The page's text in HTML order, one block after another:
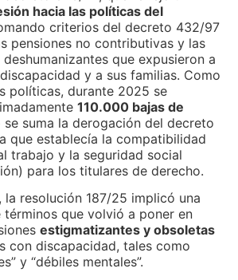
hacia las políticas del
criterios del decreto 432/97
pensiones no contributivas y las
que expusieron a
y a sus familias. Como
políticas, durante 2025 se
110.000 bajas de
se suma la derogación del decreto
que establecía la compatibilidad
trabajo y la seguridad social
para los titulares de derecho.
la resolución 187/25 implicó una
términos que volvió a poner en
estigmatizantes y obsoletas
con discapacidad, tales como
y “débiles mentales”.